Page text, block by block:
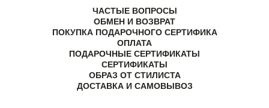
ЧАСТЫЕ ВОПРОСЫ
ОБМЕН И ВОЗВРАТ
ПОКУПКА ПОДАРОЧНОГО СЕРТИФИКА
ОПЛАТА
ПОДАРОЧНЫЕ СЕРТИФИКАТЫ
СЕРТИФИКАТЫ
ОБРАЗ ОТ СТИЛИСТА
ДОСТАВКА И САМОВЫВОЗ